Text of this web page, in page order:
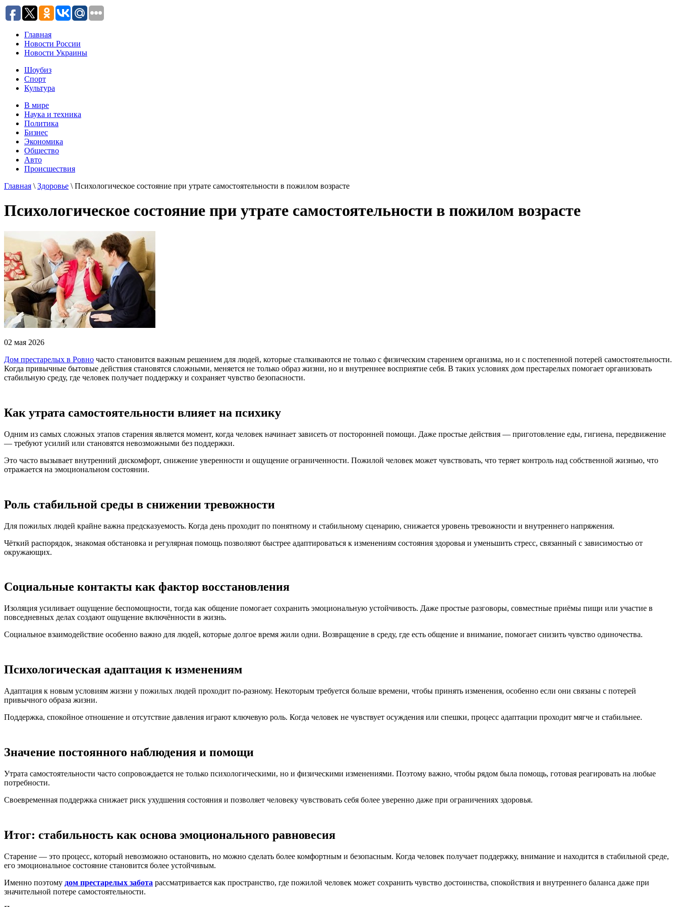
Главная
Новости России
Новости Украины
Шоубиз
Спорт
Культура
В мире
Наука и техника
Политика
Бизнес
Экономика
Общество
Авто
Происшествия
Главная \ Здоровье \ Психологическое состояние при утрате самостоятельности в пожилом возрасте
Психологическое состояние при утрате самостоятельности в пожилом возрасте
02 мая 2026
Дом престарелых в Ровно часто становится важным решением для людей, которые сталкиваются не только с физическим старением организма, но и с постепенной потерей самостоятельности.
Когда привычные бытовые действия становятся сложными, меняется не только образ жизни, но и внутреннее восприятие себя. В таких условиях дом престарелых помогает организовать
стабильную среду, где человек получает поддержку и сохраняет чувство безопасности.
Как утрата самостоятельности влияет на психику
Одним из самых сложных этапов старения является момент, когда человек начинает зависеть от посторонней помощи. Даже простые действия — приготовление еды, гигиена, передвижение
— требуют усилий или становятся невозможными без поддержки.
Это часто вызывает внутренний дискомфорт, снижение уверенности и ощущение ограниченности. Пожилой человек может чувствовать, что теряет контроль над собственной жизнью, что
отражается на эмоциональном состоянии.
Роль стабильной среды в снижении тревожности
Для пожилых людей крайне важна предсказуемость. Когда день проходит по понятному и стабильному сценарию, снижается уровень тревожности и внутреннего напряжения.
Чёткий распорядок, знакомая обстановка и регулярная помощь позволяют быстрее адаптироваться к изменениям состояния здоровья и уменьшить стресс, связанный с зависимостью от
окружающих.
Социальные контакты как фактор восстановления
Изоляция усиливает ощущение беспомощности, тогда как общение помогает сохранить эмоциональную устойчивость. Даже простые разговоры, совместные приёмы пищи или участие в
повседневных делах создают ощущение включённости в жизнь.
Социальное взаимодействие особенно важно для людей, которые долгое время жили одни. Возвращение в среду, где есть общение и внимание, помогает снизить чувство одиночества.
Психологическая адаптация к изменениям
Адаптация к новым условиям жизни у пожилых людей проходит по-разному. Некоторым требуется больше времени, чтобы принять изменения, особенно если они связаны с потерей
привычного образа жизни.
Поддержка, спокойное отношение и отсутствие давления играют ключевую роль. Когда человек не чувствует осуждения или спешки, процесс адаптации проходит мягче и стабильнее.
Значение постоянного наблюдения и помощи
Утрата самостоятельности часто сопровождается не только психологическими, но и физическими изменениями. Поэтому важно, чтобы рядом была помощь, готовая реагировать на любые
потребности.
Своевременная поддержка снижает риск ухудшения состояния и позволяет человеку чувствовать себя более уверенно даже при ограничениях здоровья.
Итог: стабильность как основа эмоционального равновесия
Старение — это процесс, который невозможно остановить, но можно сделать более комфортным и безопасным. Когда человек получает поддержку, внимание и находится в стабильной среде,
его эмоциональное состояние становится более устойчивым.
Именно поэтому дом престарелых забота рассматривается как пространство, где пожилой человек может сохранить чувство достоинства, спокойствия и внутреннего баланса даже при
значительной потере самостоятельности.